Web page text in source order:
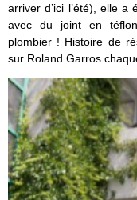
arriver d’ici l’été), elle a
avec du joint en
plombier ! Histoire de
sur Roland Garros